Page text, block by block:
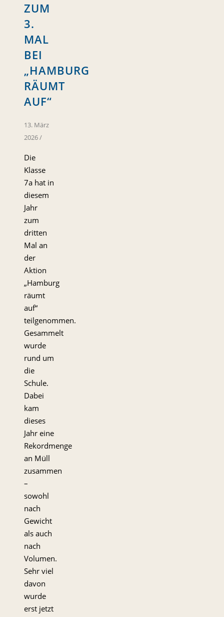
ZUM
3.
MAL
BEI
„HAMBURG
RÄUMT
AUF“
13. März
2026/
Die
Klasse
7a hat in
diesem
Jahr
zum
dritten
Mal an
der
Aktion
„Hamburg
räumt
auf“
teilgenommen.
Gesammelt
wurde
rund um
die
Schule.
Dabei
kam
dieses
Jahr eine
Rekordmenge
an Müll
zusammen
–
sowohl
nach
Gewicht
als auch
nach
Volumen.
Sehr viel
davon
wurde
erst jetzt